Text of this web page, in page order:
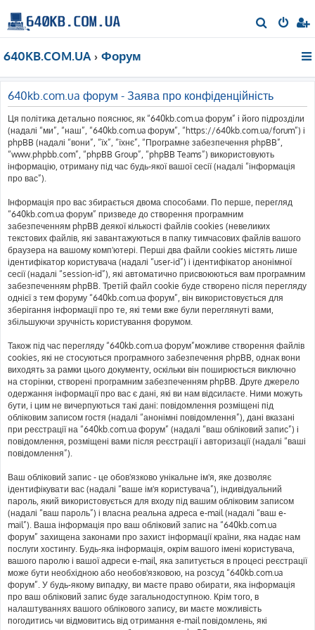
о
640KB.COM.UA Форум
640kb.com.ua форум - Заява про конфіденційність
Ця політика детально пояснює, як “640kb.com.ua форум” і його підрозділи
(надалі “ми”, “наш”, “640kb.com.ua форум”, “https://640kb.com.ua/forum”) і
phpBB (надалі “вони”, “їх”, “їхнє”, “Програмне забезпечення phpBB”,
“www.phpbb.com”, “phpBB Group”, “phpBB Teams”) використовують
інформацію, отриману під час будь-якої вашої сесії (надалі “інформація
про вас”).
Інформація про вас збирається двома способами. По перше, перегляд
“640kb.com.ua форум” призведе до створення програмним
забезпеченням phpBB деякої кількості файлів cookies (невеликих
текстових файлів, які завантажуються в папку тимчасових файлів вашого
браузера на вашому комп'ютері. Перші два файли cookies містять лише
ідентифікатор користувача (надалі “user-id”) і ідентифікатор анонімної
сесії (надалі “session-id”), які автоматично присвоюються вам програмним
забезпеченням phpBB. Третій файл cookie буде створено після перегляду
однієї з тем форуму “640kb.com.ua форум”, він використовується для
зберігання інформації про те, які теми вже були переглянуті вами,
збільшуючи зручність користування форумом.
Також під час перегляду “640kb.com.ua форум”можливе створення файлів
cookies, які не стосуються програмного забезпечення phpBB, однак вони
виходять за рамки цього документу, оскільки він поширюється виключно
на сторінки, створені програмним забезпеченням phpBB. Друге джерело
одержання інформації про вас є дані, які ви нам відсилаєте. Ними можуть
бути, і цим не вичерпуються такі дані: повідомлення розміщені під
обліковим записом гостя (надалі “анонімні повідомлення”), дані вказані
при реєстрації на “640kb.com.ua форум” (надалі “ваш обліковий запис”) і
повідомлення, розміщені вами після реєстрації і авторизації (надалі “ваші
повідомлення”).
Ваш обліковий запис - це обов'язково унікальне ім'я, яке дозволяє
ідентифікувати вас (надалі “ваше ім'я користувача”), індивідуальний
пароль, який використовується для входу під вашим обліковим записом
(надалі “ваш пароль”) і власна реальна адреса e-mail (надалі “ваш e-
mail”). Ваша інформація про ваш обліковий запис на “640kb.com.ua
форум” захищена законами про захист інформації країни, яка надає нам
послуги хостингу. Будь-яка інформація, окрім вашого імені користувача,
вашого паролю і вашої адреси e-mail, яка запитується в процесі реєстрації
може бути необхідною або необов'язковою, на розсуд “640kb.com.ua
форум”. У будь-якому випадку, ви маєте право обирати, яка інформація
про ваш обліковий запис буде загальнодоступною. Крім того, в
налаштуваннях вашого облікового запису, ви маєте можливість
погодитись чи відмовитись від отримання e-mail повідомлень, які